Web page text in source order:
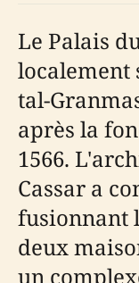
Le Palais
localement
tal-
après la
1566.
Cassar a
fusionnant
deux
un